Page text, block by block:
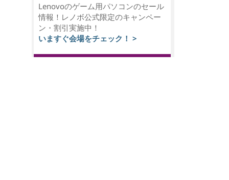
Lenovoのゲーム用パソコンのセール
情報！レノボ公式限定のキャンペー
ン・割引実施中！
いますぐ会場をチェック！ >